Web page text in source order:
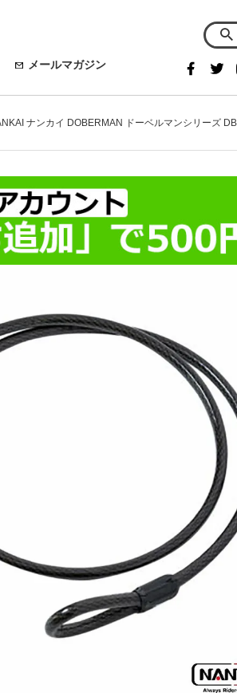
メールマガジン
ナンカイ DOBERMAN ドーベルマンシリーズ